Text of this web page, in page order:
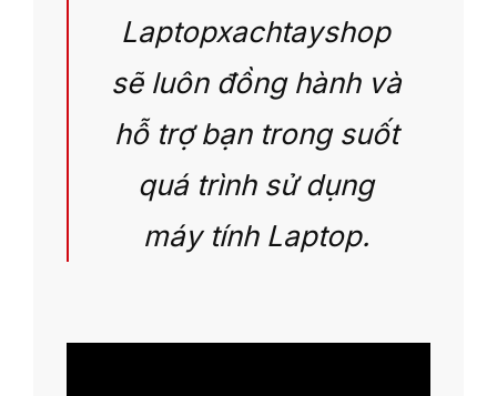
Laptopxachtayshop
sẽ luôn đồng hành và
hỗ trợ bạn trong suốt
quá trình sử dụng
máy tính Laptop.